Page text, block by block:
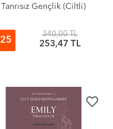
Tanrısız Gençlik (Ciltli)
25
340,00 TL
253,47 TL
favorite_border